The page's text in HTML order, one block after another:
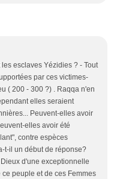
esclaves Yézidies ? - Tout
par ces victimes-
( 200 - 300 ?) . Raqqa n'en
elles seraient
Peuvent-elles avoir
elles avoir été
contre espèces
t-il un début de réponse?
d'une exceptionnelle
peuple et de ces Femmes